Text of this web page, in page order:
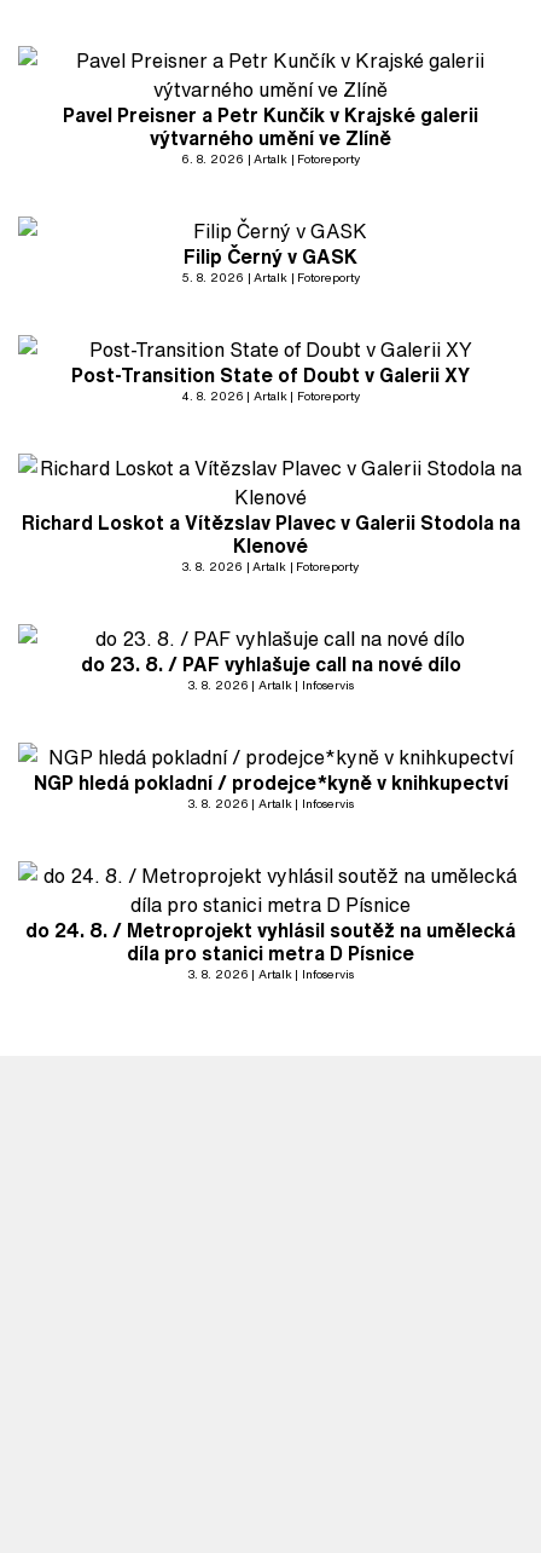
Pavel Preisner a Petr Kunčík v Krajské galerii
výtvarného umění ve Zlíně
6. 8. 2026 Artalk Fotoreporty
Filip Černý v GASK
5. 8. 2026 Artalk Fotoreporty
Post-Transition State of Doubt v Galerii XY
4. 8. 2026 Artalk Fotoreporty
Richard Loskot a Vítězslav Plavec v Galerii Stodola na
Klenové
3. 8. 2026 Artalk Fotoreporty
do 23. 8. / PAF vyhlašuje call na nové dílo
3. 8. 2026 Artalk Infoservis
NGP hledá pokladní / prodejce*kyně v knihkupectví
3. 8. 2026 Artalk Infoservis
do 24. 8. / Metroprojekt vyhlásil soutěž na umělecká
díla pro stanici metra D Písnice
3. 8. 2026 Artalk Infoservis